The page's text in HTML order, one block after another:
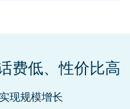
费低、性价比高
现规模增长